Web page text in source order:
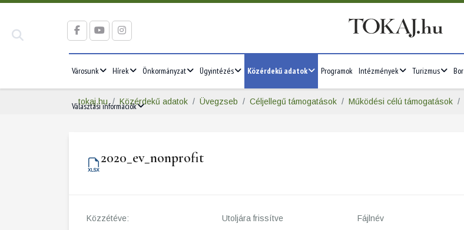
Városunk Hírek Önkormányzat Ügyintézés Közérdekű adatok Programok Intézmények Turizmus Bor
Választási információk
tokaj.hu Közérdekű adatok Üvegzseb Céljellegű támogatások Működési célú támogatások
2020_ev_nonprofit
Közzétéve: Utoljára frissítve Fájlnév